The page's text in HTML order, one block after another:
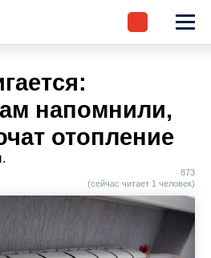
напомнили,
отопление
873
(сейчас читает 1 человек)